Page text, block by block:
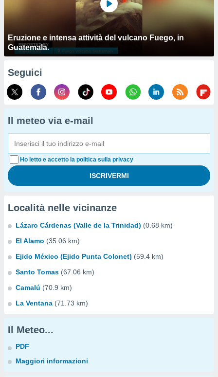
Eruzione e intensa attività del vulcano Fuego, in
Guatemala.
Seguici
Il meteo via e-mail
Ho letto e accetto la politica sulla privacy
Località nelle vicinanze
Lázaro Cárdenas (Valle de la Trinidad) (0.68 km)
El Alamo (35.06 km)
Ejido México (Ejido Punta Colonet) (59.4 km)
Santo Tomas (67.06 km)
Camalú (70.9 km)
La Ventana (71.73 km)
Il Meteo...
PDF
Maggiori informazioni